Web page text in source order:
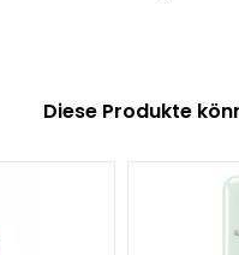
Diese Produkte